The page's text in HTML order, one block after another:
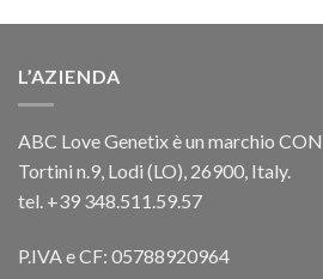
L’AZIENDA
ABC Love Genetix è un marchio
Tortini n.9, Lodi (LO), 26900, Italy.
tel. +39 348.511.59.57
P.IVA e CF: 05788920964